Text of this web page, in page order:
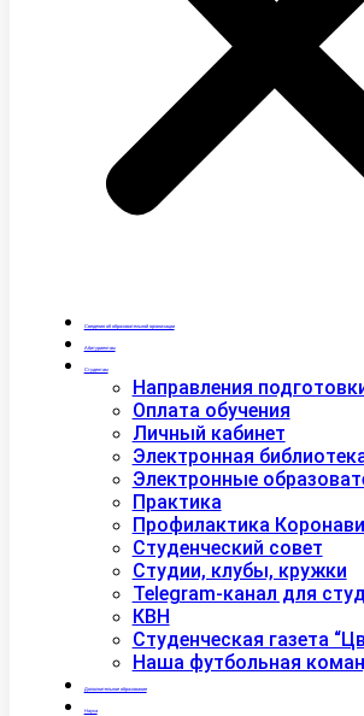
Сведения об образовательной организации
Абитуриентам
Студентам
Направления
Оплата обучения
Личный кабинет
Электронная
Электронные
Практика
Профилактика
Студенческий совет
Студии, клубы, кружки
Telegram-канал для
КВН
Студенческая газета
Наша футбольная
Дополнительное образование
Наука